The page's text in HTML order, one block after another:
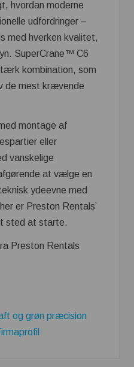
hvordan moderne
udfordringer –
med hverken kvalitet,
SuperCrane™ C6
kombination, som
de mest krævende
montage af
eller
vanskelige
at vælge en
ydeevne med
er Preston Rentals’
sted at starte.
Preston Rentals
og grøn præcision